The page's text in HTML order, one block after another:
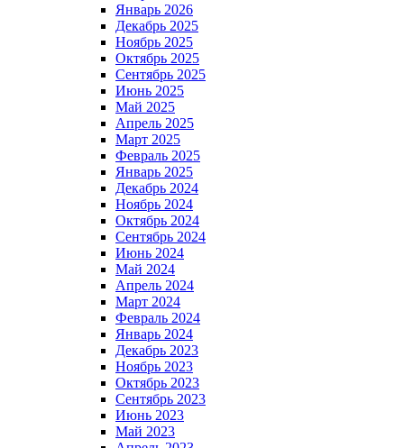
Январь 2026
Декабрь 2025
Ноябрь 2025
Октябрь 2025
Сентябрь 2025
Июнь 2025
Май 2025
Апрель 2025
Март 2025
Февраль 2025
Январь 2025
Декабрь 2024
Ноябрь 2024
Октябрь 2024
Сентябрь 2024
Июнь 2024
Май 2024
Апрель 2024
Март 2024
Февраль 2024
Январь 2024
Декабрь 2023
Ноябрь 2023
Октябрь 2023
Сентябрь 2023
Июнь 2023
Май 2023